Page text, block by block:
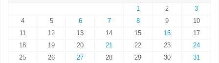
1
2
3
4
5 6 7 8 9
10
11
12 13 14 15 16
17
18
19 20 21 22 23
24
25
26 27 28 29 30
31